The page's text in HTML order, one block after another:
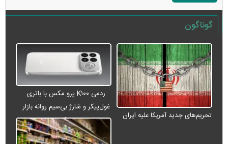
گوناگون
تحریم‌های جدید آمریکا علیه ایران
ردمی K۱۰۰ پرو مکس با باتری
غول‌پیکر و شارژ بی‌سیم روانه بازار
می‌شود